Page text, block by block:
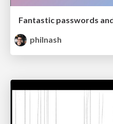
philnash